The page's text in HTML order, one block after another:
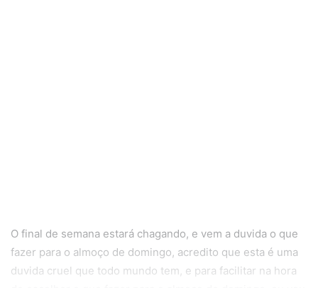
O final de semana estará chagando, e vem a duvida o que
fazer para o almoço de domingo, acredito que esta é uma
duvida cruel que todo mundo tem, e para facilitar na hora